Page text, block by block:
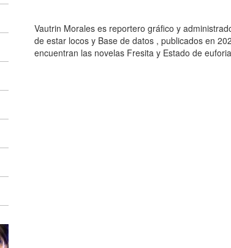
Vautrin Morales es reportero gráfico y
de estar locos y Base de datos , publicados en
encuentran las novelas Fresita y Estado de